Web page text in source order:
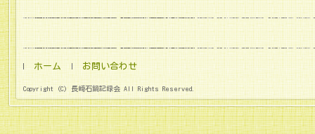
ホーム お問い合わせ
Copyright (C) 長崎石鍋記録会 All Rights Reserved.